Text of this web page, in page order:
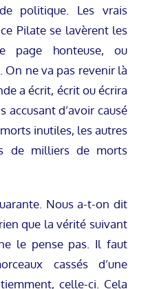
politique. Les vrais
Pilate se lavèrent les
page honteuse, ou
ne va pas revenir là
a écrit, écrit ou écrira
accusant d’avoir causé
inutiles, les autres
de milliers de morts
Nous a-t-on dit
que la vérité suivant
le pense pas. Il faut
cassés d’une
celle-ci. Cela